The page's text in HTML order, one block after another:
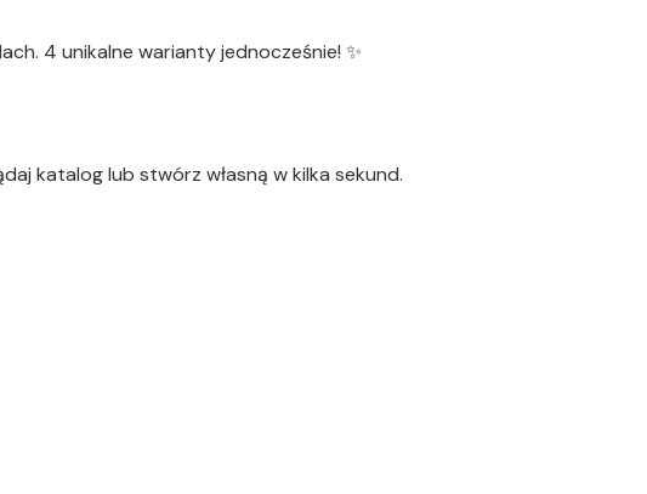
4 unikalne wariantyjednocześnie! ✨
katalog lub stwórz własną w kilka sekund.